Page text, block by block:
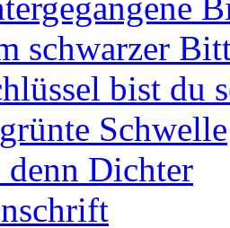
schwarzer
bist du
Schwelle
Dichter